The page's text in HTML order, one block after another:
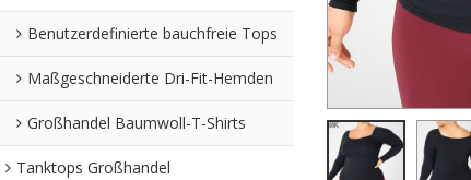
Benutzerdefinierte bauchfreie Tops
Maßgeschneiderte Dri-Fit-Hemden
Großhandel Baumwoll-T-Shirts
Tanktops Großhandel